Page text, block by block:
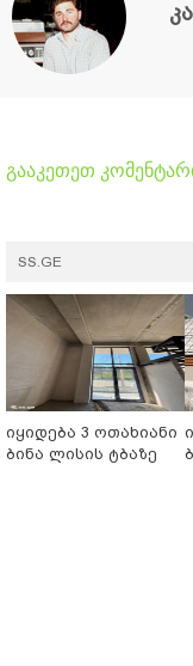
გააკეთეთ
SS.GE
იყიდება 3 ოთახიანი
ბინა ლისის ტბაზე